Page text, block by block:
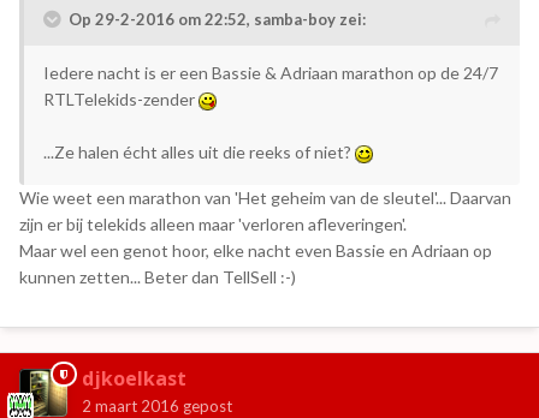
Op 29-2-2016 om 22:52, samba-boy zei:
Iedere nacht is er een Bassie & Adriaan marathon op de 24/7
RTLTelekids-zender
...Ze halen écht alles uit die reeks of niet?
Wie weet een marathon van 'Het geheim van de sleutel'... Daarvan
zijn er bij telekids alleen maar 'verloren afleveringen'.
Maar wel een genot hoor, elke nacht even Bassie en Adriaan op
kunnen zetten... Beter dan TellSell :-)
djkoelkast
2 maart 2016 gepost